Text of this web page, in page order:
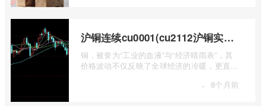
沪铜连续cu0001(cu2112沪铜实时行情)
铜，被誉为“工业的血液”与“经济晴雨表”，其
价格波动不仅反映了全球经济的冷暖，更直接
· 8个月前